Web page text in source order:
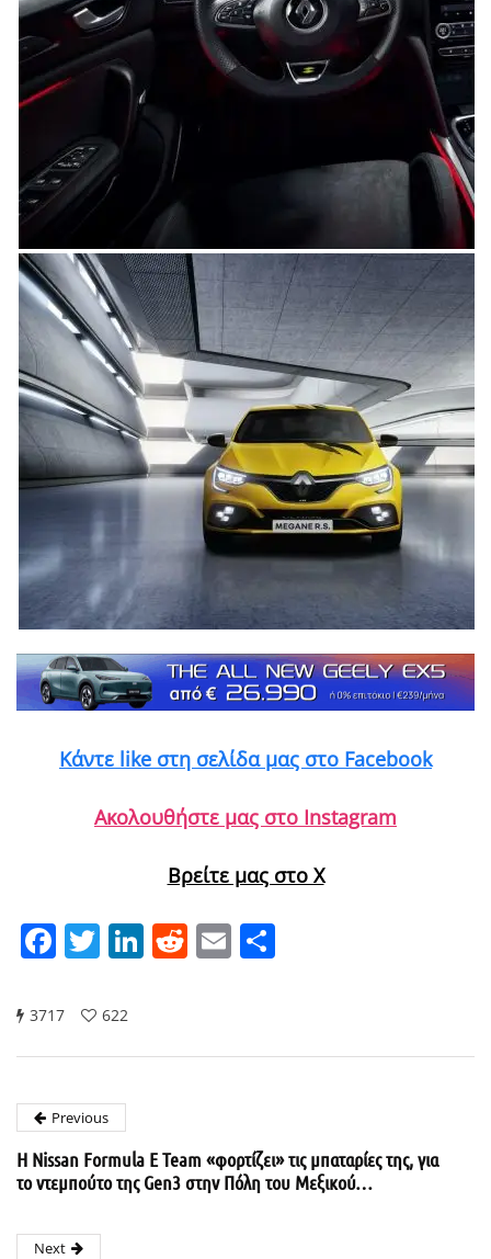
Κάντε like στη σελίδα μας στο Facebook
Ακολουθήστε μας στο Instagram
Βρείτε μας στο X
Facebook
Twitter
LinkedIn
Reddit
Email
3717 622
Previous
Η Nissan Formula E Team «φορτίζει» τις μπαταρίες της, για
το ντεμπούτο της Gen3 στην Πόλη του Μεξικού…
Next